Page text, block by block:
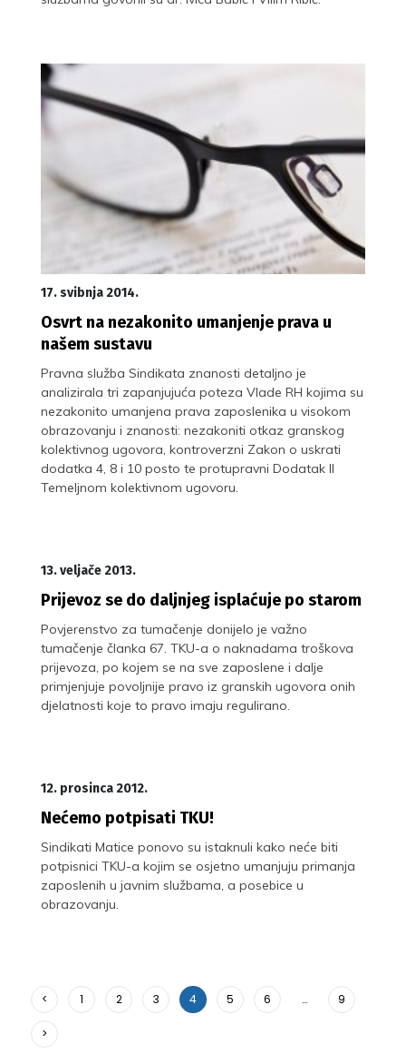
17. svibnja 2014.
Osvrt na nezakonito umanjenje prava u
našem sustavu
Pravna služba Sindikata znanosti detaljno je
analizirala tri zapanjujuća poteza Vlade RH kojima su
nezakonito umanjena prava zaposlenika u visokom
obrazovanju i znanosti: nezakoniti otkaz granskog
kolektivnog ugovora, kontroverzni Zakon o uskrati
dodatka 4, 8 i 10 posto te protupravni Dodatak II
Temeljnom kolektivnom ugovoru.
13. veljače 2013.
Prijevoz se do daljnjeg isplaćuje po starom
Povjerenstvo za tumačenje donijelo je važno
tumačenje članka 67. TKU-a o naknadama troškova
prijevoza, po kojem se na sve zaposlene i dalje
primjenjuje povoljnije pravo iz granskih ugovora onih
djelatnosti koje to pravo imaju regulirano.
12. prosinca 2012.
Nećemo potpisati TKU!
Sindikati Matice ponovo su istaknuli kako neće biti
potpisnici TKU-a kojim se osjetno umanjuju primanja
zaposlenih u javnim službama, a posebice u
obrazovanju.
< 1 2 3 4 5 6 … 9
>